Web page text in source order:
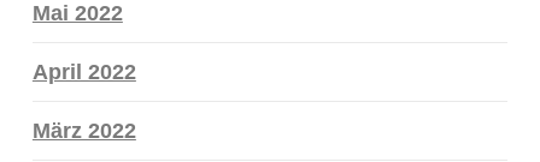
Mai 2022
April 2022
März 2022